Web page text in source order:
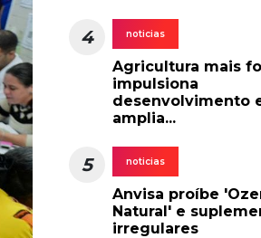
4 noticias
Agricultura mais
impulsiona
desenvolvimento
amplia...
5 noticias
Anvisa proíbe
Natural' e
irregulares